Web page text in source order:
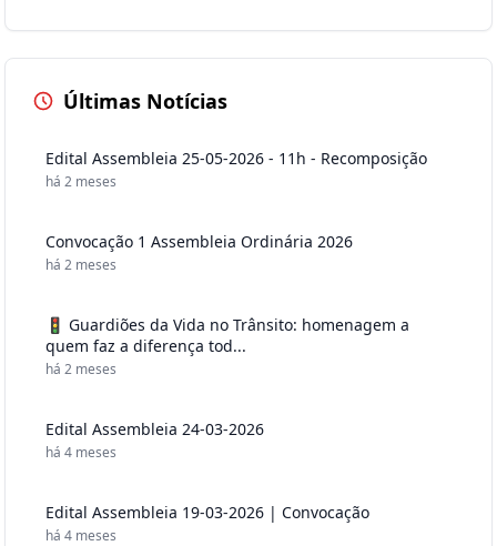
Últimas Notícias
Edital Assembleia 25-05-2026 - 11h - Recomposição
há 2 meses
Convocação 1 Assembleia Ordinária 2026
há 2 meses
🚦 Guardiões da Vida no Trânsito: homenagem a
quem faz a diferença tod...
há 2 meses
Edital Assembleia 24-03-2026
há 4 meses
Edital Assembleia 19-03-2026 | Convocação
há 4 meses